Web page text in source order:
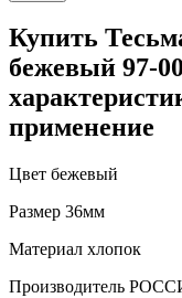
Купить
бежевый 97-
применение
Цвет бежевый
Размер 36мм
Материал хлопок
Производитель